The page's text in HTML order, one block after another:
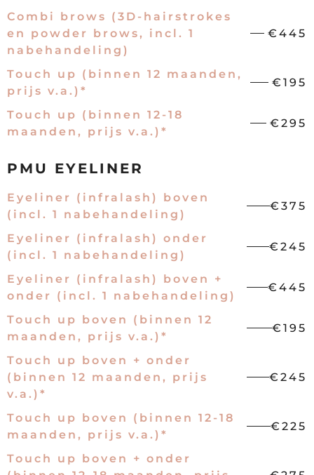
Combi brows (3D-hairstrokes
en powder brows, incl. 1
nabehandeling)
€445
Touch up (binnen 12 maanden,
prijs v.a.)*
€195
Touch up (binnen 12-18
maanden, prijs v.a.)*
€295
PMU EYELINER
Eyeliner (infralash) boven
(incl. 1 nabehandeling)
€375
Eyeliner (infralash) onder
(incl. 1 nabehandeling)
€245
Eyeliner (infralash) boven +
onder (incl. 1 nabehandeling)
€445
Touch up boven (binnen 12
maanden, prijs v.a.)*
€195
Touch up boven + onder
(binnen 12 maanden, prijs
v.a.)*
€245
Touch up boven (binnen 12-18
maanden, prijs v.a.)*
€225
Touch up boven + onder